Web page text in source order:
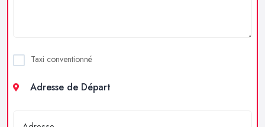
Taxi conventionné
Adresse de Départ